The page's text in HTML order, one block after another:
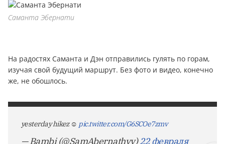
Саманта Эбернати
На радостях Саманта и Дэн отправились гулять по горам,
изучая свой будущий маршрут. Без фото и видео, конечно
же, не обошлось.
yesterday hikez ☺️ pic.twitter.com/G6SCOe7zmv
— Bambi (@SamAbernathyy)22 февраля